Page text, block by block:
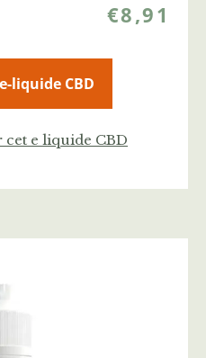
€8,91
liquide CBD
cet e liquide CBD